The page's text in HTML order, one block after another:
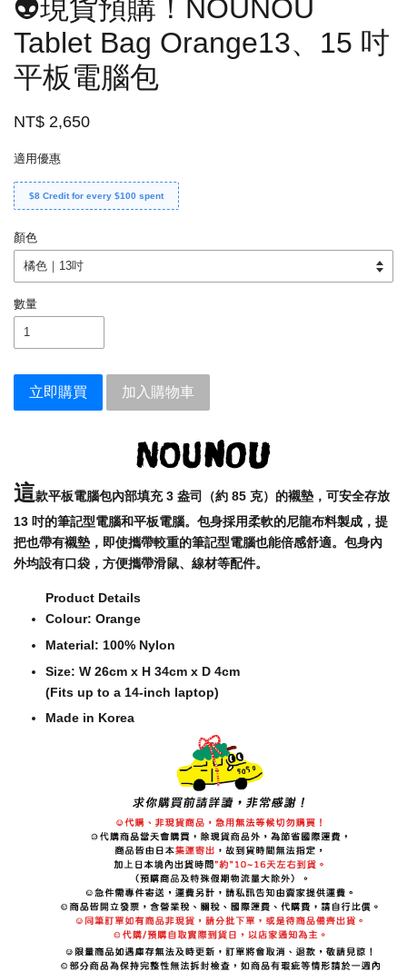
👽現貨預購！NOUNOU
Tablet Bag Orange13、15 吋
平板電腦包
NT$ 2,650
適用優惠
$8 Credit for every $100 spent
顏色
數量
立即購買 加入購物車
這款平板電腦包內部填充 3 盎司（約 85 克）的襯墊，可安全存放
13 吋的筆記型電腦和平板電腦。包身採用柔軟的尼龍布料製成，提
把也帶有襯墊，即使攜帶較重的筆記型電腦也能倍感舒適。包身內
外均設有口袋，方便攜帶滑鼠、線材等配件。
Product Details
Colour: Orange
Material: 100% Nylon
Size: W 26cm x H 34cm x D 4cm
(Fits up to a 14-inch laptop)
Made in Korea